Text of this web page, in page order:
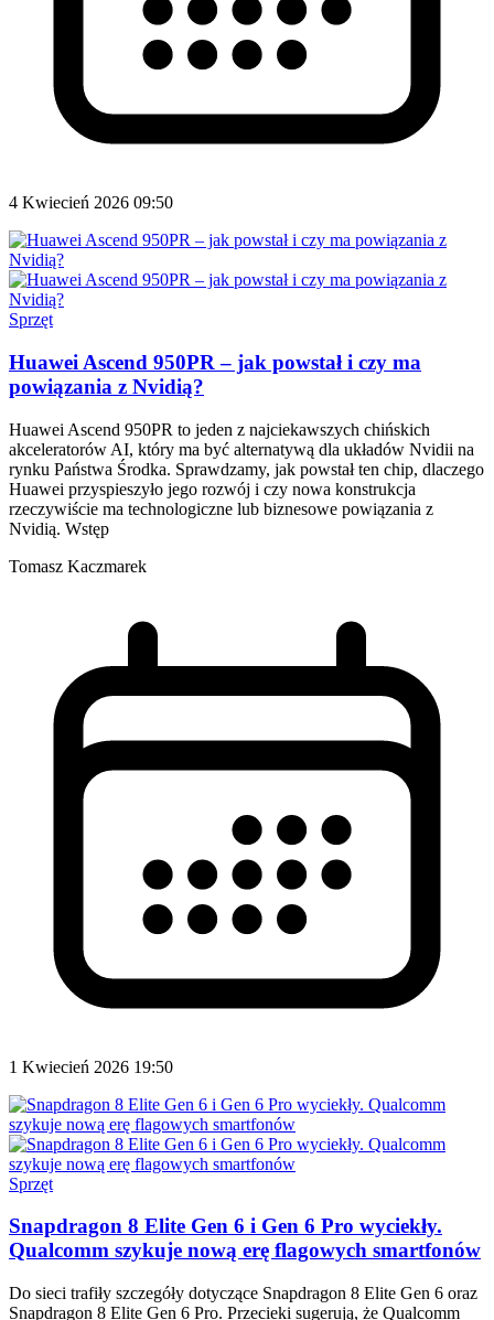
4 Kwiecień 2026 09:50
Sprzęt
Huawei Ascend 950PR – jak powstał i czy ma
powiązania z Nvidią?
Huawei Ascend 950PR to jeden z najciekawszych chińskich
akceleratorów AI, który ma być alternatywą dla układów Nvidii na
rynku Państwa Środka. Sprawdzamy, jak powstał ten chip, dlaczego
Huawei przyspieszyło jego rozwój i czy nowa konstrukcja
rzeczywiście ma technologiczne lub biznesowe powiązania z
Nvidią. Wstęp
Tomasz Kaczmarek
1 Kwiecień 2026 19:50
Sprzęt
Snapdragon 8 Elite Gen 6 i Gen 6 Pro wyciekły.
Qualcomm szykuje nową erę flagowych smartfonów
Do sieci trafiły szczegóły dotyczące Snapdragon 8 Elite Gen 6 oraz
Snapdragon 8 Elite Gen 6 Pro. Przecieki sugerują, że Qualcomm